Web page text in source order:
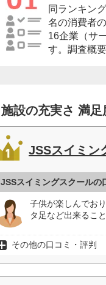
同ランキン
名の消費者
16企業（サ
す。調査概
施設の充実さ 満
JSSスイミン
JSSスイミングスクールの
子供が楽しんでお
タ足など出来るこ
その他の口コミ・評判